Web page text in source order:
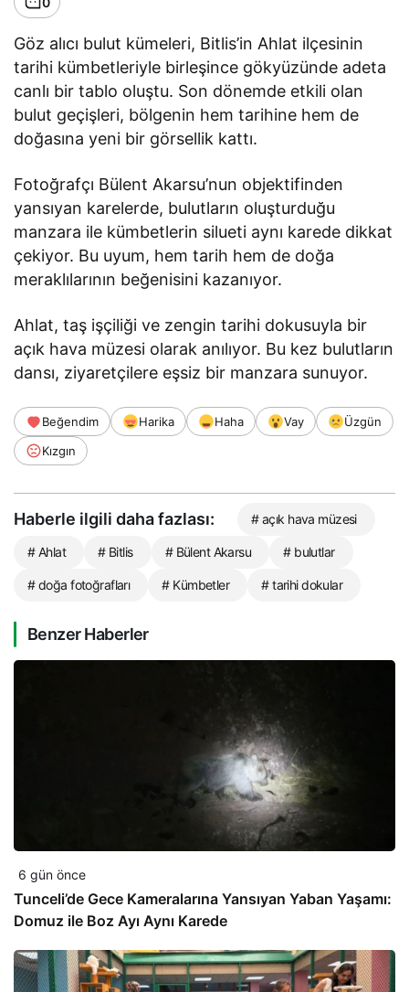
Göz alıcı bulut kümeleri, Bitlis’in Ahlat ilçesinin
tarihi kümbetleriyle birleşince gökyüzünde adeta
canlı bir tablo oluştu. Son dönemde etkili olan
bulut geçişleri, bölgenin hem tarihine hem de
doğasına yeni bir görsellik kattı.
Fotoğrafçı Bülent Akarsu’nun objektifinden
yansıyan karelerde, bulutların oluşturduğu
manzara ile kümbetlerin silueti aynı karede dikkat
çekiyor. Bu uyum, hem tarih hem de doğa
meraklılarının beğenisini kazanıyor.
Ahlat, taş işçiliği ve zengin tarihi dokusuyla bir
açık hava müzesi olarak anılıyor. Bu kez bulutların
dansı, ziyaretçilere eşsiz bir manzara sunuyor.
Beğendim Harika Haha Vay
Üzgün
Kızgın
Haberle ilgili daha fazlası: # açık hava müzesi
# Ahlat # Bitlis # Bülent Akarsu # bulutlar
# doğa fotoğrafları # Kümbetler # tarihi dokular
Benzer Haberler
6 gün önce
Tunceli’de Gece Kameralarına Yansıyan Yaban Yaşamı:
Domuz ile Boz Ayı Aynı Karede